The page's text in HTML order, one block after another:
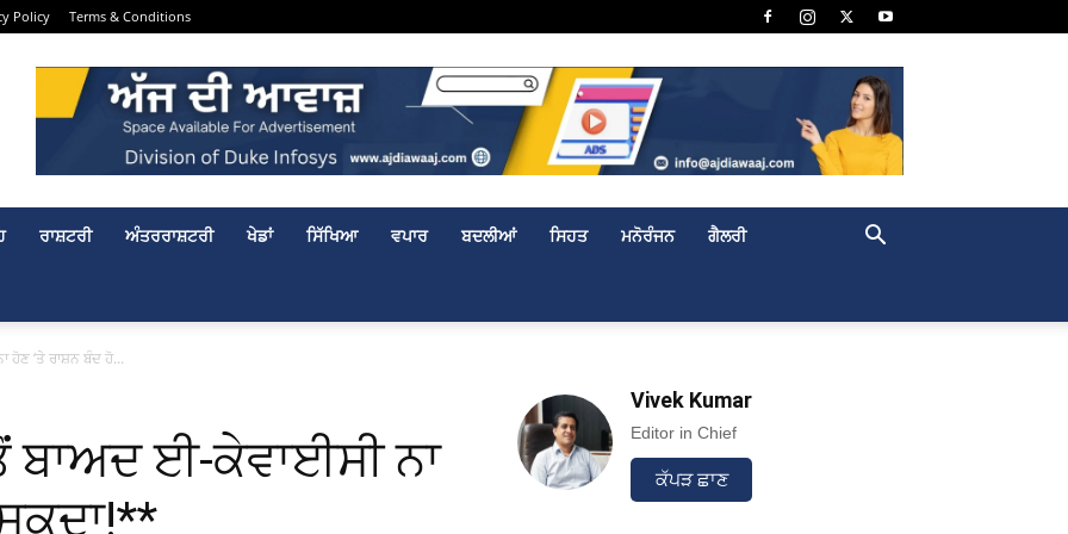
Policy Terms & Conditions
ਰਾਸ਼ਟਰੀ ਅੰਤਰਰਾਸ਼ਟਰੀ ਖੇਡਾਂ ਸਿੱਖਿਆ ਵਪਾਰ ਬਦਲੀਆਂ ਸਿਹਤ ਮਨੋਰੰਜਨ ਗੈਲਰੀ
‘ਤੇ ਰਾਸ਼ਨ ਬੰਦ ਹੋ...
ਈ-ਕੇਵਾਈਸੀ ਨਾ
Vivek Kumar
Editor in Chief
ਕੱਪੜ ਛਾਣ